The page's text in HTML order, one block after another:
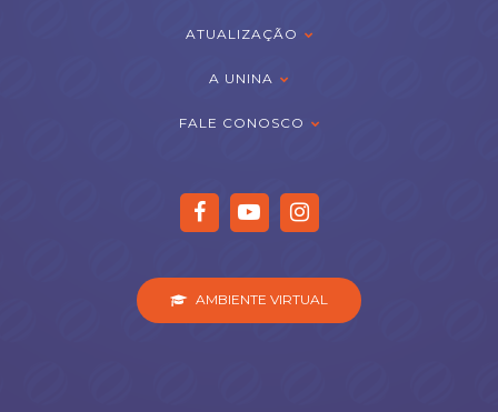
ATUALIZAÇÃO
A UNINA
FALE CONOSCO
AMBIENTE VIRTUAL